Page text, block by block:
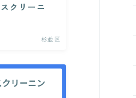
クリーニ
杉並区